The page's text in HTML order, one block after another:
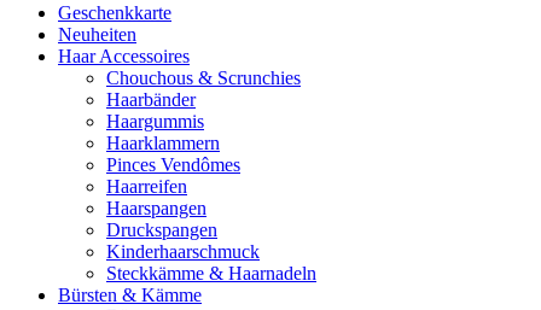
Geschenkkarte
Neuheiten
Haar Accessoires
Chouchous & Scrunchies
Haarbänder
Haargummis
Haarklammern
Pinces Vendômes
Haarreifen
Haarspangen
Druckspangen
Kinderhaarschmuck
Steckkämme & Haarnadeln
Bürsten & Kämme